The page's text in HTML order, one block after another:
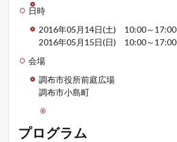
日時
2016年05月14日(土) 10:00～17:00
2016年05月15日(日) 10:00～17:00
会場
調布市役所前庭広場
調布市小島町
プログラム